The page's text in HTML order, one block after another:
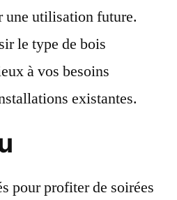
une utilisation future.
le type de bois
à vos besoins
existantes.
pour profiter de soirées